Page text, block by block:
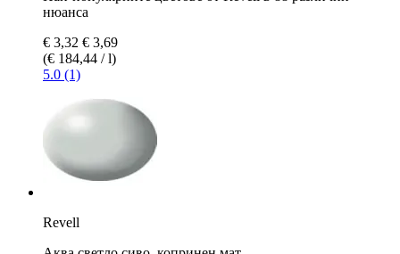
нюанса
€ 3,32 € 3,69
(€ 184,44 / l)
5.0 (1)
Revell